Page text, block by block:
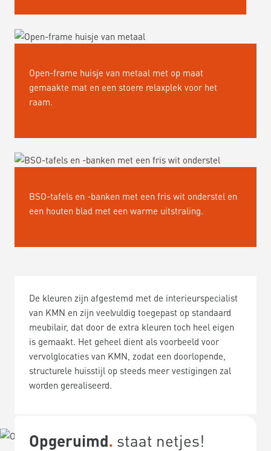
Open-frame huisje van metaal met op maat
gemaakte mat en een stoere relaxplek voor het
raam.
BSO-tafels en -banken met een fris wit onderstel en
een houten blad met een warme uitstraling.
De kleuren zijn afgestemd met de interieurspecialist
van KMN en zijn veelvuldig toegepast op standaard
meubilair, dat door de extra kleuren toch heel eigen
is gemaakt. Het geheel dient als voorbeeld voor
vervolglocaties van KMN, zodat een doorlopende,
structurele huisstijl op steeds meer vestigingen zal
worden gerealiseerd.
Opgeruimd staat netjes!